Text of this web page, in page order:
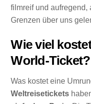
filmreif und aufregend,
Grenzen über uns
Wie viel
World-Ticket?
Was kostet eine
Weltreisetickets